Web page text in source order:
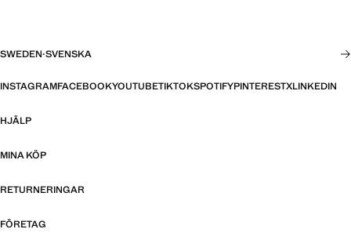
SWEDEN·SVENSKA
INSTAGRAMFACEBOOKYOUTUBETIKTOKSPOTIFYPINTERESTXLINKEDIN
HJÄLP
MINA KÖP
RETURNERINGAR
FÖRETAG